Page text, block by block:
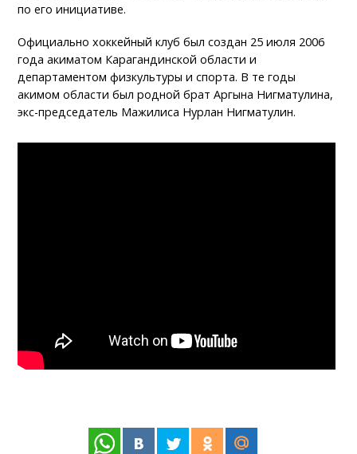
по его инициативе.
Официально хоккейный клуб был создан 25 июля 2006
года акиматом Карагандинской области и
департаментом физкультуры и спорта. В те годы
акимом области был родной брат Аргына Нигматулина,
экс-председатель Мажилиса Нурлан Нигматулин.